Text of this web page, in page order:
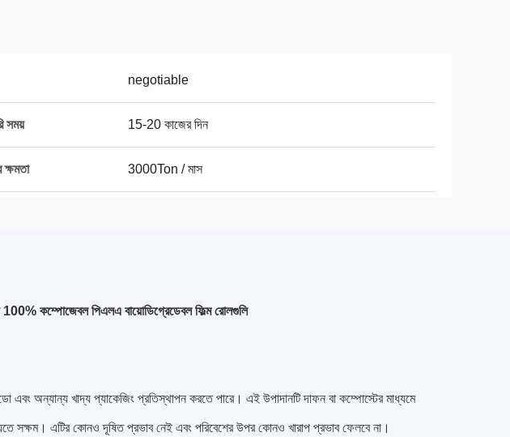
negotiable
সময় 15-20 কাজের দিন
ক্ষমতা 3000Ton / মাস
100% কম্পোজেবল পিএলএ বায়োডিগ্রেডেবল ফিল্ম রোলগুলি
এবং অন্যান্য খাদ্য প্যাকেজিং প্রতিস্থাপন করতে পারে। এই উপাদানটি দাফন বা কম্পোস্টের মাধ্যমে
সক্ষম। এটির কোনও দূষিত প্রভাব নেই এবং পরিবেশের উপর কোনও খারাপ প্রভাব ফেলবে না।